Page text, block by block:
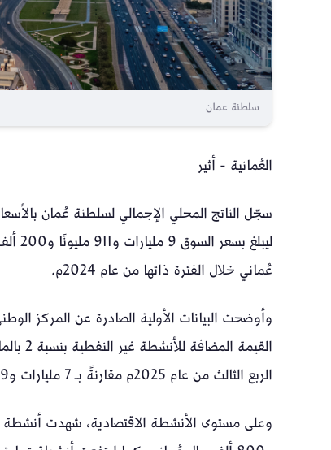
سلطنة عمان
العُمانية - أثير
عُماني خلال الفترة ذاتها من عام 2024م.
وأوضحت البيانات الأولية الصادرة عن المركز
الربع الثالث من عام 2025م مقارنةً بـ 7 مليارات و159 مليونًا و900 ألف ريال عُماني في الربع نفسه من عام 2024م.